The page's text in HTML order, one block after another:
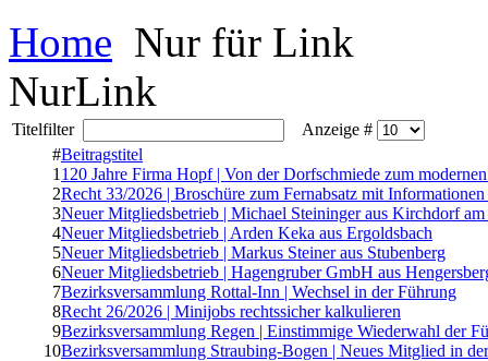
Home Nur für Link
NurLink
Titelfilter
Anzeige #
#Beitragstitel
1 120 Jahre Firma Hopf | Von der Dorfschmiede zum
2Recht 33/2026 | Broschüre zum Fernabsatz mit
3Neuer Mitgliedsbetrieb | Michael Steininger aus Kirchdorf
4Neuer Mitgliedsbetrieb | Arden Keka aus Ergoldsbach
5Neuer Mitgliedsbetrieb | Markus Steiner aus Stubenberg
6Neuer Mitgliedsbetrieb | Hagengruber GmbH aus
7Bezirksversammlung Rottal-Inn | Wechsel in der Führung
8Recht 26/2026 | Minijobs rechtssicher kalkulieren
9Bezirksversammlung Regen | Einstimmige Wiederwahl der
10Bezirksversammlung Straubing-Bogen | Neues Mitglied in